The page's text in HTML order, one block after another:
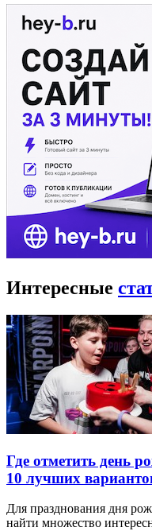
Интересные
Где отметить день
10 лучших
Для празднования дня
найти множество